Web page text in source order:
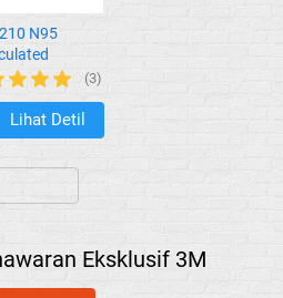
N95
(3)
`
Lihat Detil
Eksklusif 3M